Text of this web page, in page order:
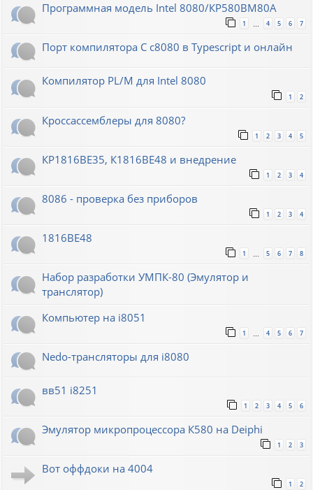
Программная модель Intel 8080/КР580ВМ80А
1 … 4 5 6 7
Порт компилятора С с8080 в Typescript и онлайн
Компилятор PL/M для Intel 8080
1 2
Кроссассемблеры для 8080?
1 2 3 4 5
КР1816ВЕ35, К1816ВЕ48 и внедрение
1 2 3 4
8086 - проверка без приборов
1 2 3 4
1816ВЕ48
1 5 6 7 8
Набор разработки УМПК-80 (Эмулятор и
транслятор)
Компьютер на i8051
1 … 4 5 6 7
Nedo-трансляторы для i8080
вв51 i8251
1 2 3 4 5 6
Эмулятор микропроцессора К580 на Deiphi
1 2 3
Вот оффдоки на 4004
1 2